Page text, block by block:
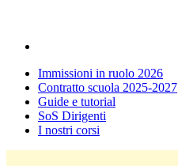
Immissioni in ruolo 2026
Contratto scuola 2025-2027
Guide e tutorial
SoS Dirigenti
I nostri corsi